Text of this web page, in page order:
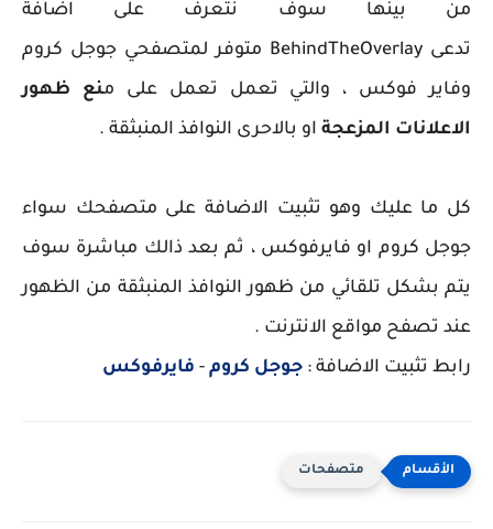
من بينها سوف نتعرف على اضافة
تدعى BehindTheOverlay متوفر لمتصفحي جوجل كروم
وفاير فوكس ، والتي تعمل تعمل على منع ظهور
الاعلانات المزعجة او بالاحرى النوافذ المنبثقة .
كل ما عليك وهو تثبيت الاضافة على متصفحك سواء
جوجل كروم او فايرفوكس ، ثم بعد ذالك مباشرة سوف
يتم بشكل تلقائي من ظهور النوافذ المنبثقة من الظهور
عند تصفح مواقع الانترنت .
رابط تثبيت الاضافة : جوجل كروم - فايرفوكس
متصفحات